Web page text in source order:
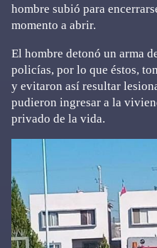
hombre subió para
momento a abrir.
El hombre detonó un arma
policías, por lo que éstos,
y evitaron así resultar
pudieron ingresar a la
privado de la vida.